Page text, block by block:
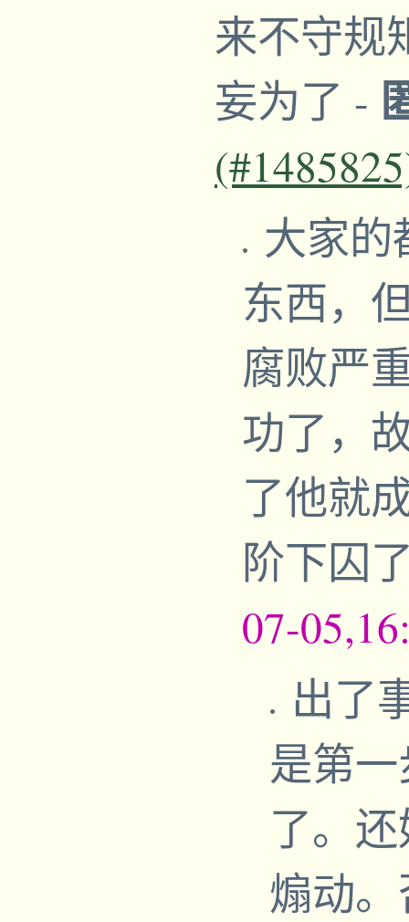
来不守规
妄为了 -
大家的
东西，
腐败严
功了，
了他就
阶下囚
07-
出了
是第
了。
煽动